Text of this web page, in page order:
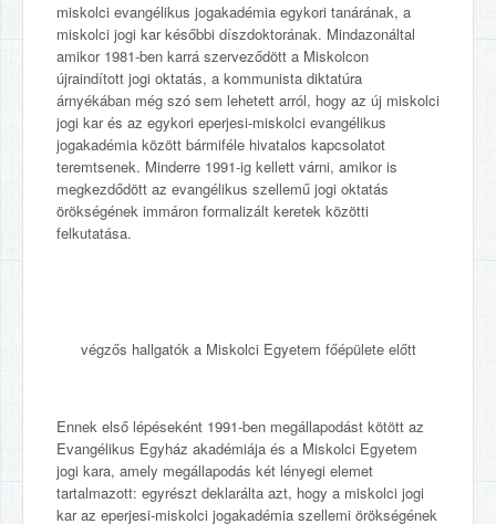
miskolci evangélikus jogakadémia egykori tanárának, a
miskolci jogi kar későbbi díszdoktorának. Mindazonáltal
amikor 1981-ben karrá szerveződött a Miskolcon
újraindított jogi oktatás, a kommunista diktatúra
árnyékában még szó sem lehetett arról, hogy az új miskolci
jogi kar és az egykori eperjesi-miskolci evangélikus
jogakadémia között bármiféle hivatalos kapcsolatot
teremtsenek. Minderre 1991-ig kellett várni, amikor is
megkezdődött az evangélikus szellemű jogi oktatás
örökségének immáron formalizált keretek közötti
felkutatása.
végzős hallgatók a Miskolci Egyetem főépülete előtt
Ennek első lépéseként 1991-ben megállapodást kötött az
Evangélikus Egyház akadémiája és a Miskolci Egyetem
jogi kara, amely megállapodás két lényegi elemet
tartalmazott: egyrészt deklarálta azt, hogy a miskolci jogi
kar az eperjesi-miskolci jogakadémia szellemi örökségének